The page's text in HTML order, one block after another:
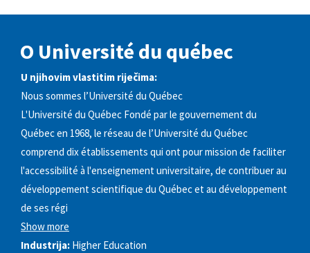
O Université du québec
U njihovim vlastitim riječima:
Nous sommes l’Université du Québec
L'Université du Québec Fondé par le gouvernement du
Québec en 1968, le réseau de l’Université du Québec
comprend dix établissements qui ont pour mission de faciliter
l'accessibilité à l'enseignement universitaire, de contribuer au
développement scientifique du Québec et au développement
de ses régi
Show more
Industrija: Higher Education